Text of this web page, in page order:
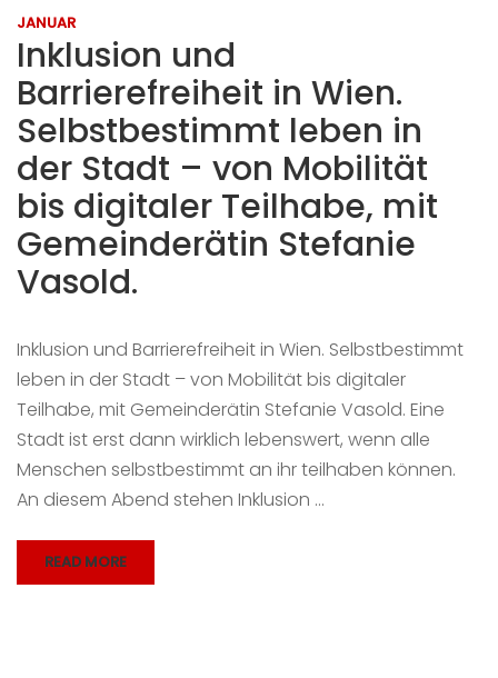
JANUAR
Inklusion und
Barrierefreiheit in Wien.
Selbstbestimmt leben in
der Stadt – von Mobilität
bis digitaler Teilhabe, mit
Gemeinderätin Stefanie
Vasold.
Inklusion und Barrierefreiheit in Wien. Selbstbestimmt
leben in der Stadt – von Mobilität bis digitaler
Teilhabe, mit Gemeinderätin Stefanie Vasold. Eine
Stadt ist erst dann wirklich lebenswert, wenn alle
Menschen selbstbestimmt an ihr teilhaben können.
An diesem Abend stehen Inklusion …
READ MORE